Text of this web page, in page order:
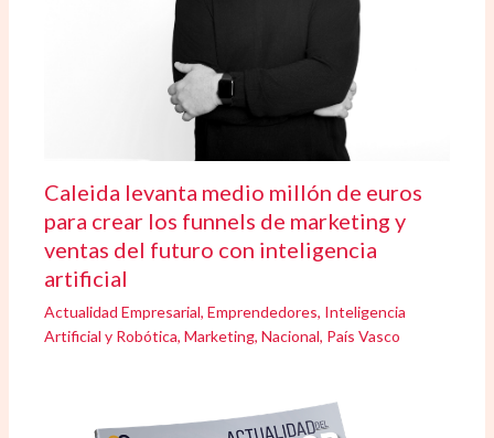
Caleida levanta medio millón de euros
para crear los funnels de marketing y
ventas del futuro con inteligencia
artificial
Actualidad Empresarial,Emprendedores, Inteligencia
Artificial y Robótica,Marketing,Nacional, País Vasco